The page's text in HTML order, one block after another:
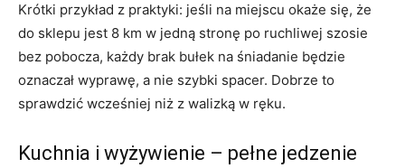
Krótki przykład z praktyki: jeśli na miejscu okaże się, że
do sklepu jest 8 km w jedną stronę po ruchliwej szosie
bez pobocza, każdy brak bułek na śniadanie będzie
oznaczał wyprawę, a nie szybki spacer. Dobrze to
sprawdzić wcześniej niż z walizką w ręku.
Kuchnia i wyżywienie – pełne jedzenie